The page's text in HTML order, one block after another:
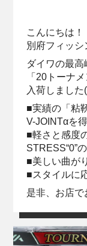
こんにちは！
別府フィッシ
ダイワの最高
「20トーナ
入荷しました
■実績の「粘
V-JOINTαを
■軽さと感度
STRESS“0”
■美しい曲が
■スタイルに
是非、お店